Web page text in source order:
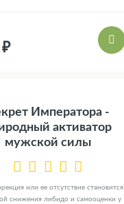
Императора -
активатор
мужской силы
или ее отсутствие становится
снижения либидо и самооценки у